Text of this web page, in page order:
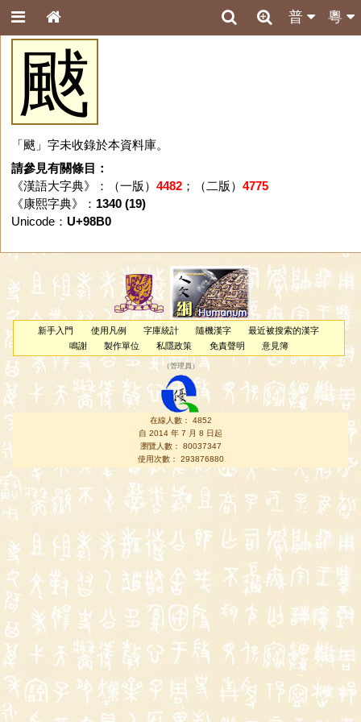
粵
普
颰
「颰」字未收錄於本資料庫。
請參見有關條目：
《漢語大字典》：（一版） 4482；（二版） 4775
《康熙字典》： 1340 (19)
Unicode： U+98B0
新手入門 使用凡例 字庫統計 隨機漢字
最近被搜索的漢字
鳴謝
製作單位 私隱政策 免責聲明 意見簿
（管理員 ）
在線人數： 4852
自 2014 年 7 月 8 日起
瀏覽人數： 80037347
使用次數： 293876880